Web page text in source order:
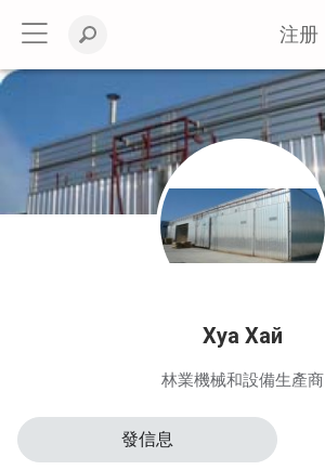
注册
Хуа Хай
林業機械和設備生產商
發信息